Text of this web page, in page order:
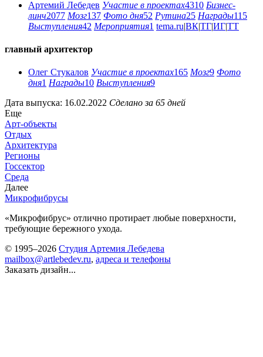
Артемий Лебедев Участие в проектах4310 Бизнес-
линч2077 Мозг137 Фото дня52 Рутина25 Награды115
Выступления42 Мероприятия1 tema.ru|ВК|ТГ|ИГ|ТТ
главный архитектор
Олег Стукалов Участие в проектах165 Мозг9 Фото
дня1 Награды10 Выступления9
Дата выпуска: 16.02.2022 Сделано за 65 дней
Еще
Арт-объекты
Отдых
Архитектура
Регионы
Госсектор
Среда
Далее
Микрофибрусы
«Микрофибрус» отлично протирает любые поверхности,
требующие бережного ухода.
© 1995–2026 Студия Артемия Лебедева
mailbox@artlebedev.ru, адреса и телефоны
Заказать дизайн...